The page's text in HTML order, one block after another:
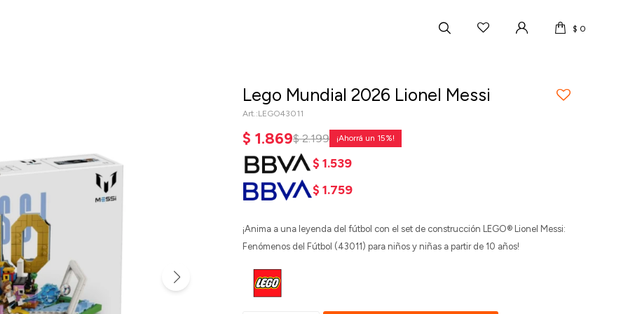
$ 0
Lego Mundial 2026 Lionel Messi
LEGO43011
$ 1.869$ 2.199 15
$ 1.539
$ 1.759
¡Anima a una leyenda del fútbol con el set de construcción LEGO® Lionel Messi:
Fenómenos del Fútbol (43011) para niños y niñas a partir de 10 años!